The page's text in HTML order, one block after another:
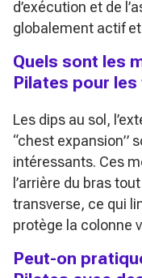
d’exécution et de
globalement actif
Quels sont les
Pilates pour
Les dips au sol,
“chest expansion”
intéressants. Ces
l’arrière du bras
transverse, ce qui
protège la colonne
Peut-on